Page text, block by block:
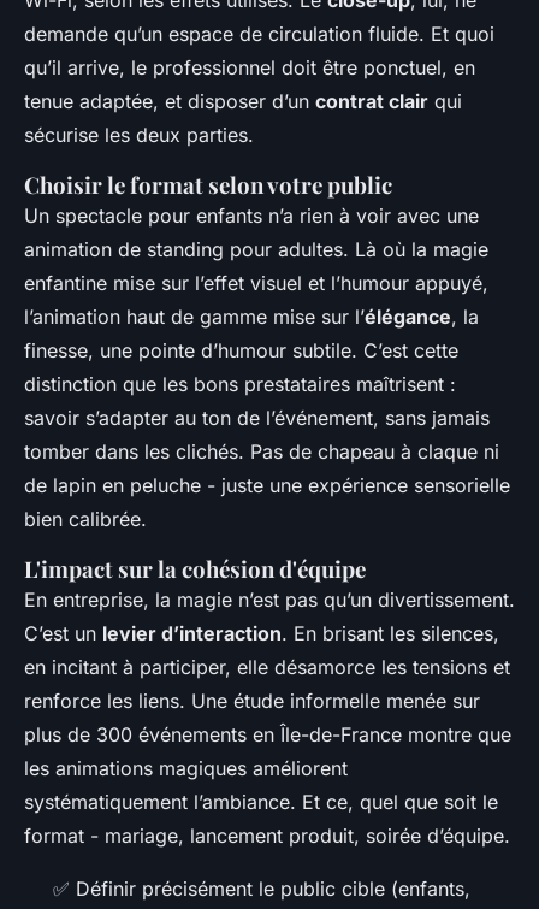
demande qu’un espace de circulation fluide. Et quoi
qu’il arrive, le professionnel doit être ponctuel, en
tenue adaptée, et disposer d’un contrat clair qui
sécurise les deux parties.
Choisir le format selon votre public
Un spectacle pour enfants n’a rien à voir avec une
animation de standing pour adultes. Là où la magie
enfantine mise sur l’effet visuel et l’humour appuyé,
l’animation haut de gamme mise sur l’élégance, la
finesse, une pointe d’humour subtile. C’est cette
distinction que les bons prestataires maîtrisent :
savoir s’adapter au ton de l’événement, sans jamais
tomber dans les clichés. Pas de chapeau à claque ni
de lapin en peluche - juste une expérience sensorielle
bien calibrée.
L'impact sur la cohésion d'équipe
En entreprise, la magie n’est pas qu’un divertissement.
C’est un levier d’interaction. En brisant les silences,
en incitant à participer, elle désamorce les tensions et
renforce les liens. Une étude informelle menée sur
plus de 300 événements en Île-de-France montre que
les animations magiques améliorent
systématiquement l’ambiance. Et ce, quel que soit le
format - mariage, lancement produit, soirée d’équipe.
✅ Définir précisément le public cible (enfants,